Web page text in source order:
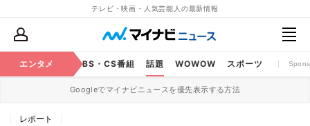
テレビ・映画・人気芸能人の最新情報
エンタメ
映画 YouTube BS・CS番組 話題 WOWOW スポーツ
Googleでマイナビニュースを優先表示する方法
レポート